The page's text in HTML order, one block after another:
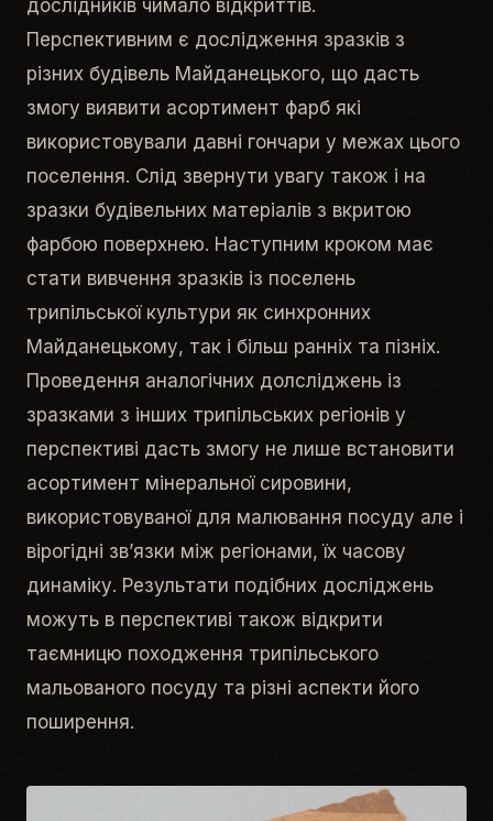
дослідників чимало відкриттів.
Перспективним є дослідження зразків з
різних будівель Майданецького, що дасть
змогу виявити асортимент фарб які
використовували давні гончари у межах цього
поселення. Слід звернути увагу також і на
зразки будівельних матеріалів з вкритою
фарбою поверхнею. Наступним кроком має
стати вивчення зразків із поселень
трипільської культури як синхронних
Майданецькому, так і більш ранніх та пізніх.
Проведення аналогічних долсліджень із
зразками з інших трипільських регіонів у
перспективі дасть змогу не лише встановити
асортимент мінеральної сировини,
використовуваної для малювання посуду але і
вірогідні зв’язки між регіонами, їх часову
динаміку. Результати подібних досліджень
можуть в перспективі також відкрити
таємницю походження трипільського
мальованого посуду та різні аспекти його
поширення.